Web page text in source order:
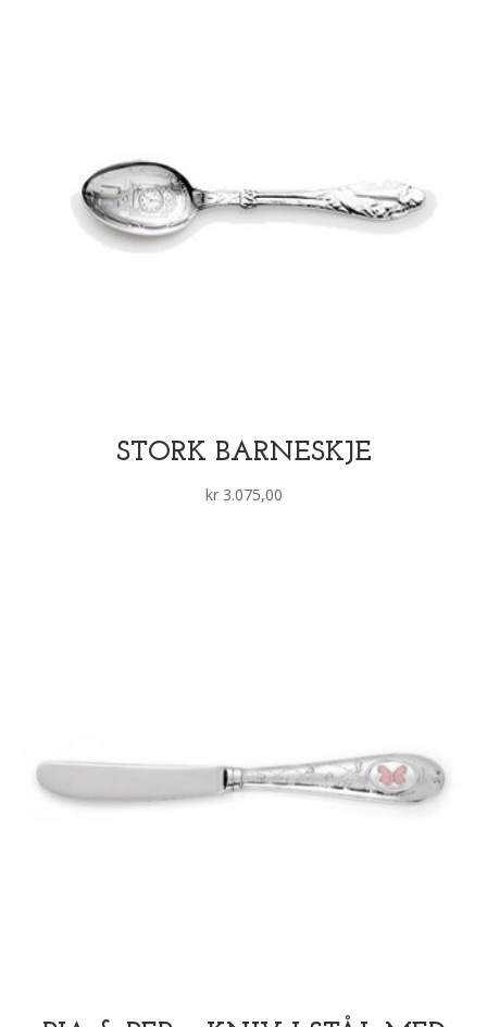
STORK BARNESKJE
kr3.075,00